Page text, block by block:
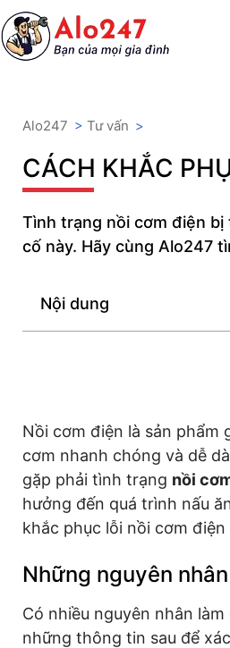
Alo247 > Tư vấn >
CÁCH KHẮC
Tình trạng nồi cơm điện
cố này. Hãy cùng Alo247
Nội dung
Nồi cơm điện là sản phẩm
cơm nhanh chóng và dễ
gặp phải tình trạng nồi
hưởng đến quá trình nấu
khắc phục lỗi nồi cơm
Những nguyên
Có nhiều nguyên nhân làm
những thông tin sau để